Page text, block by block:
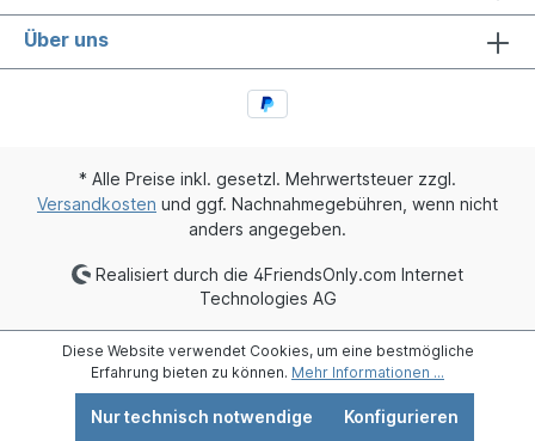
Über uns
* Alle Preise inkl. gesetzl. Mehrwertsteuer zzgl.
Versandkosten und ggf. Nachnahmegebühren, wenn nicht
anders angegeben.
Realisiert durch die 4FriendsOnly.com Internet
Technologies AG
Diese Website verwendet Cookies, um eine bestmögliche
Erfahrung bieten zu können. Mehr Informationen ...
Nur technisch notwendige Konfigurieren